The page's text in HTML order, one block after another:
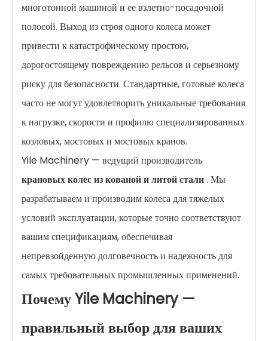
многотонной машиной и ее взлетно-посадочной
полосой. Выход из строя одного колеса может
привести к катастрофическому простою,
дорогостоящему повреждению рельсов и серьезному
риску для безопасности. Стандартные, готовые колеса
часто не могут удовлетворить уникальные требования
к нагрузке, скорости и профилю специализированных
козловых, мостовых и мостовых кранов.
Yile Machinery — ведущий производитель
крановых колес из кованой и литой стали. Мы
разрабатываем и производим колеса для тяжелых
условий эксплуатации, которые точно соответствуют
вашим спецификациям, обеспечивая
непревзойденную долговечность и надежность для
самых требовательных промышленных применений.
Почему Yile Machinery —
правильный выбор для ваших